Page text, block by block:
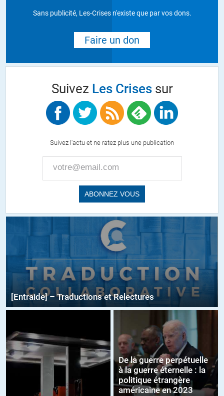
Sans publicité, Les-Crises n'existe que par vos dons.
Faire un don
Suivez Les Crisessur
Suivez l'actu et ne ratez plus une publication
[Entraide] – Traductions et Relectures
De la guerre perpétuelle
à la guerre éternelle : la
politique étrangère
américaine en 2023